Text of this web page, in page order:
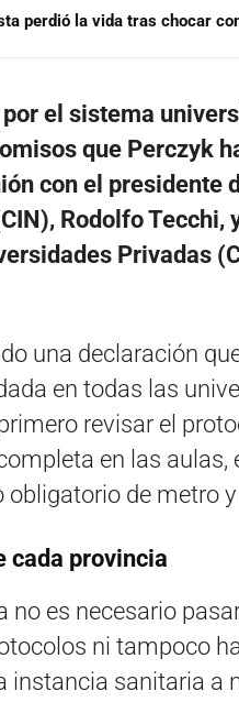
perdió la vida tras chocar
el sistema
que Perczyk
con el presidente
Rodolfo Tecchi,
Privadas
una declaración
en todas las
revisar el
en las aulas,
de metro
cada provincia
no es necesario
ni tampoco
instancia sanitaria a